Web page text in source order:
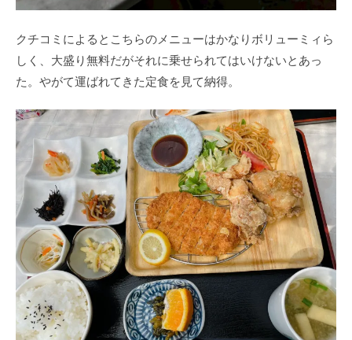
クチコミによるとこちらのメニューはかなりボリューミィら
しく、大盛り無料だがそれに乗せられてはいけないとあっ
た。やがて運ばれてきた定食を見て納得。